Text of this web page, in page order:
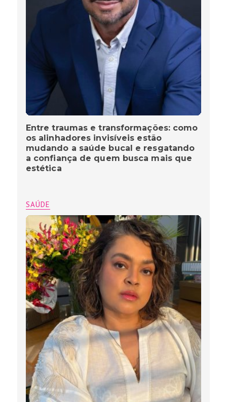
Entre traumas e transformações: como
os alinhadores invisíveis estão
mudando a saúde bucal e resgatando
a confiança de quem busca mais que
estética
SAÚDE